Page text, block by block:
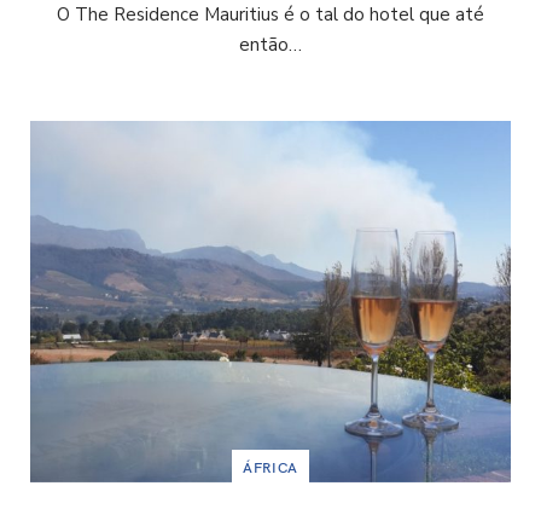
O The Residence Mauritius é o tal do hotel que até
então…
ÁFRICA